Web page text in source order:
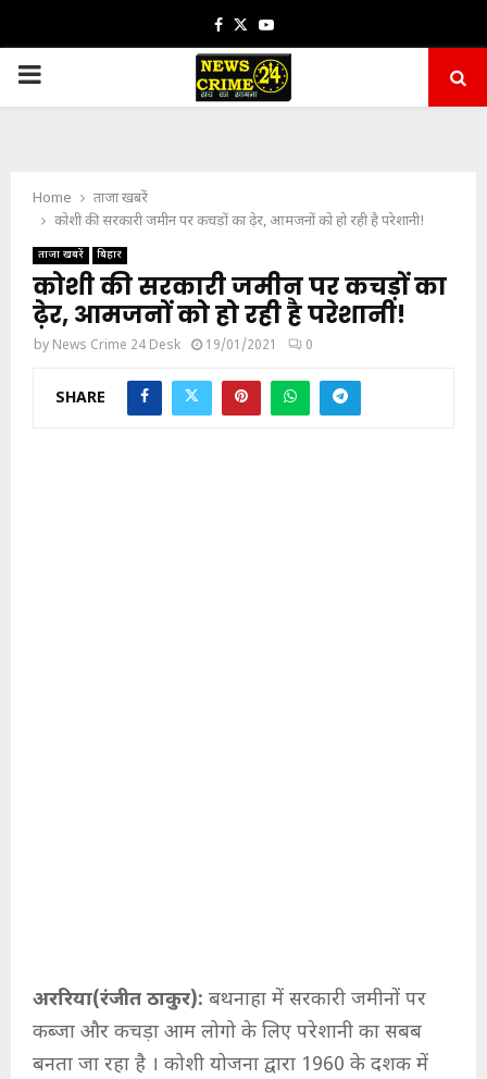
Facebook
TwitterYoutube
PRIMARY
Home
ताजा खबरें
कोशी की सरकारी जमीन पर कचड़ों का ढ़ेर, आमजनों को हो रही है परेशानी!
ताजा खबरें बिहार
कोशी की सरकारी जमीन पर कचड़ों का
ढ़ेर, आमजनों को हो रही है परेशानी!
by News Crime 24 Desk 19/01/2021 0
SHARE
अररिया(रंजीत ठाकुर): बथनाहा में सरकारी जमीनों पर
कब्जा और कचड़ा आम लोगो के लिए परेशानी का सबब
बनता जा रहा है । कोशी योजना द्वारा 1960 के दशक में